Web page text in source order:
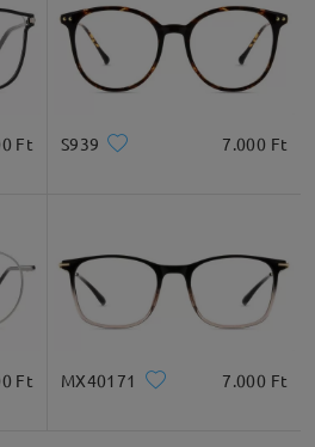
Ft S939 7.000 Ft
Ft MX40171 7.000 Ft